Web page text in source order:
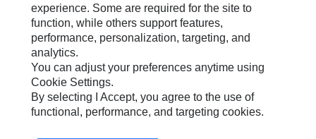
Mappa Del Sito
Cookie Settings
Informazioni Legali
Tutela Della Privacy
experience. Some are required for the site to
function, while others support features,
performance, personalization, targeting, and
analytics.
You can adjust your preferences anytime using
Cookie Settings.
By selecting I Accept, you agree to the use of
functional, performance, and targeting cookies.